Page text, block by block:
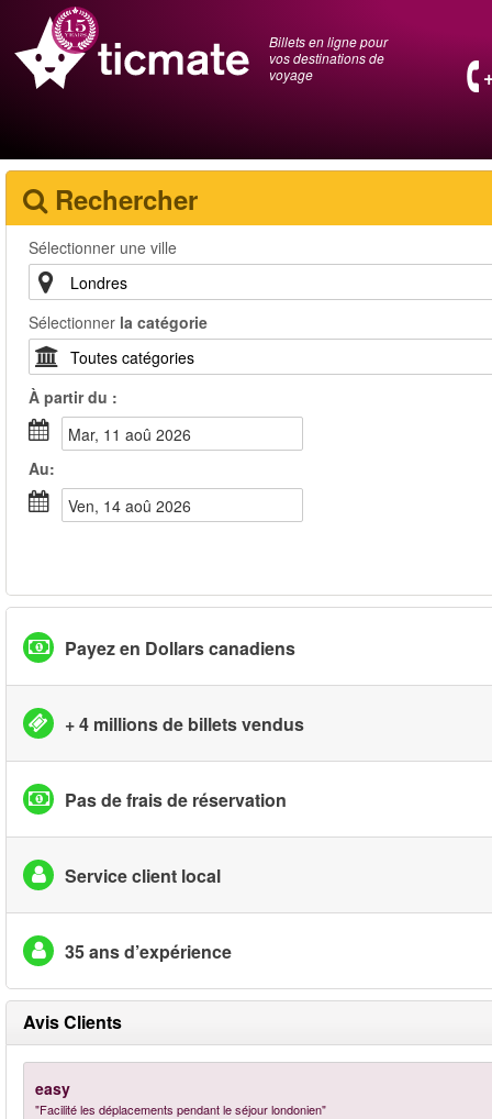
Billets en ligne pour
vos destinations de
voyage
Rechercher
Sélectionner une ville
Sélectionner la catégorie
À partir du :
mar, 11 aoû 2026
Au:
ven, 14 aoû 2026
Payez en Dollars canadiens
+ 4 millions de billets vendus
Pas de frais de réservation
Service client local
35 ans d’expérience
Avis Clients
easy
"Facilité les déplacements pendant le séjour londonien"